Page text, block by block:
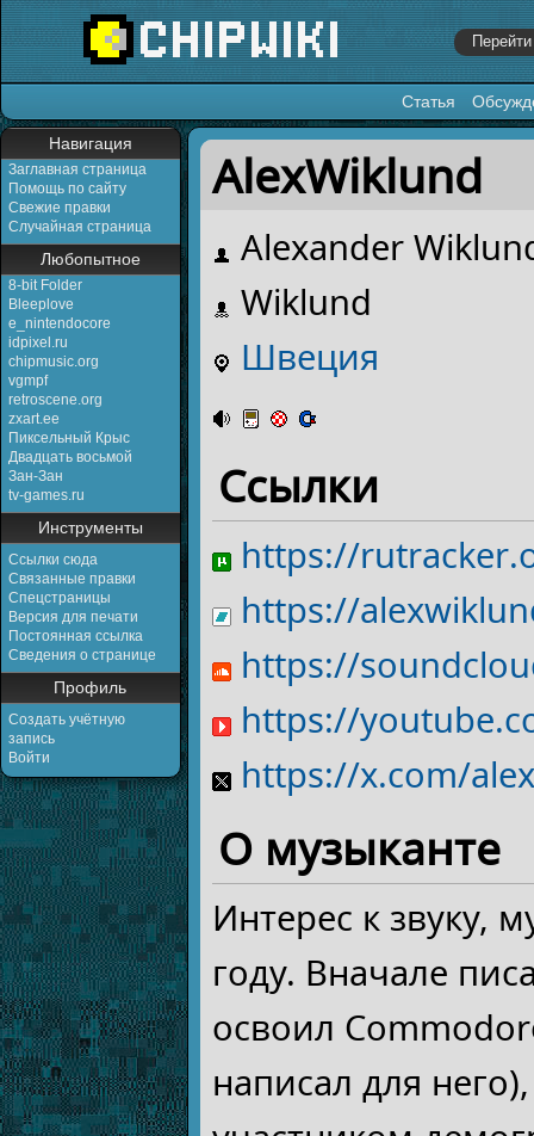
Статья
Навигация
Заглавная страница
Помощь по сайту
Свежие правки
Случайная страница
Любопытное
8-bit Folder
Bleeplove
e_nintendocore
idpixel.ru
chipmusic.org
vgmpf
retroscene.org
zxart.ee
Пиксельный Крыс
Двадцать восьмой
Зан-Зан
tv-games.ru
Инструменты
Ссылки сюда
Связанные правки
Спецстраницы
Версия для печати
Постоянная ссылка
Сведения о странице
Профиль
Создать учётную
запись
Войти
Перейти к:навигация,поиск
AlexWiklund
Alexander
Wiklund
Швеция
Ссылки
https://
https://
https://
https://
https://x.com/
О музыканте
Интерес к звуку,
году. Вначале
освоил
написал для